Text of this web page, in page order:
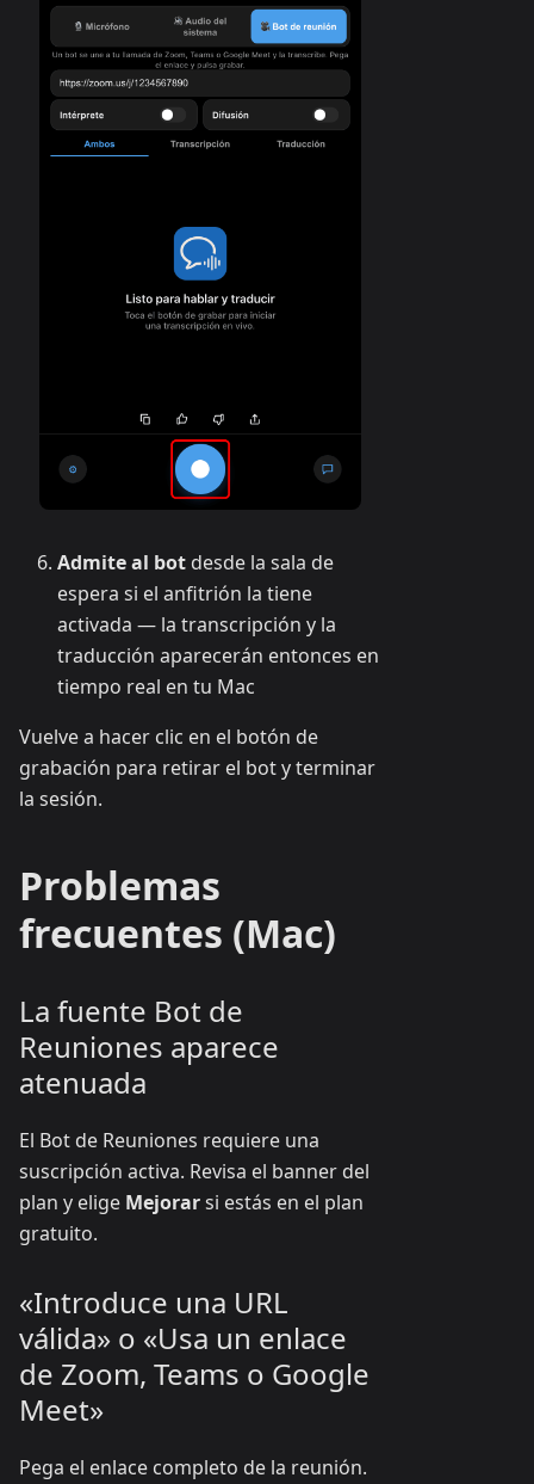
Admite al bot desde la sala de
espera si el anfitrión la tiene
activada — la transcripción y la
traducción aparecerán entonces en
tiempo real en tu Mac
Vuelve a hacer clic en el botón de
grabación para retirar el bot y terminar
la sesión.
Problemas
frecuentes (Mac)
La fuente Bot de
Reuniones aparece
atenuada
El Bot de Reuniones requiere una
suscripción activa. Revisa el banner del
plan y elige Mejorarsi estás en el plan
gratuito.
«Introduce una URL
válida» o «Usa un enlace
de Zoom, Teams o Google
Meet»
Pega el enlace completo de la reunión.